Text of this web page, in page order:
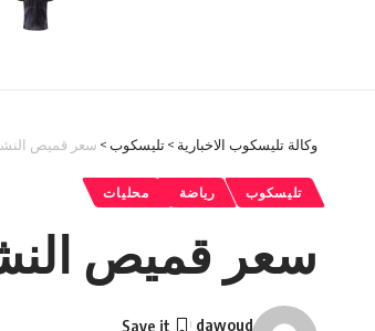
وكالة تليسكوب الاخبارية >تليسكوب> سعر قميص النشامى
تليسكوب رياضة محليات
سعر قميص النشامى
dawoud